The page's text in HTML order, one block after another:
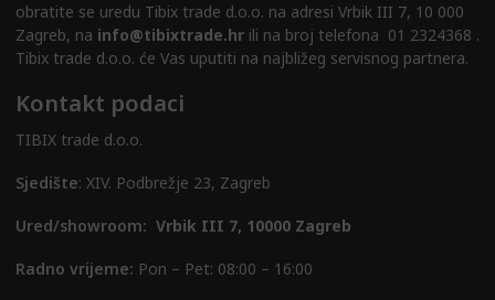
obratite se uredu Tibix trade d.o.o. na adresi Vrbik III 7, 10 000
Zagreb, na info@tibixtrade.hrili na broj telefona 01 2324368 .
Tibix trade d.o.o. će Vas uputiti na najbližeg servisnog partnera.
Kontakt podaci
TIBIX trade d.o.o.
Sjedište: XIV. Podbrežje 23, Zagreb
Ured/showroom: Vrbik III 7, 10000 Zagreb
Radno vrijeme: Pon – Pet: 08:00 – 16:00